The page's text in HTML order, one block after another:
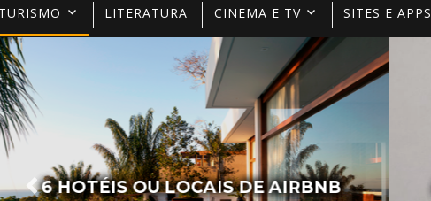
LITERATURA CINEMA E TV SITES E APPS
AS 20 FRASES MAIS FAMOSAS DA